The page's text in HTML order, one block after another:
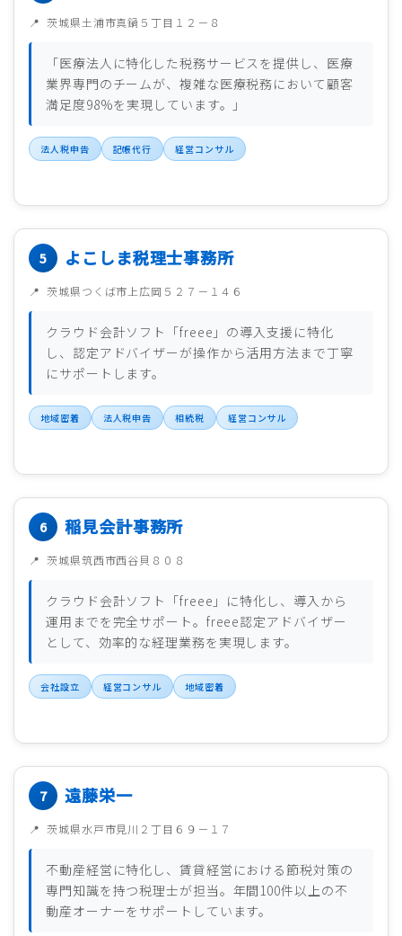
茨城県土浦市真鍋５丁目１２－８
「医療法人に特化した税務サービスを提供し、医療
業界専門のチームが、複雑な医療税務において顧客
満足度98%を実現しています。」
法人税申告 記帳代行 経営コンサル
よこしま税理士事務所
茨城県つくば市上広岡５２７－１４６
クラウド会計ソフト「freee」の導入支援に特化
し、認定アドバイザーが操作から活用方法まで丁寧
にサポートします。
地域密着 法人税申告 相続税 経営コンサル
稲見会計事務所
茨城県筑西市西谷貝８０８
クラウド会計ソフト「freee」に特化し、導入から
運用までを完全サポート。freee認定アドバイザー
として、効率的な経理業務を実現します。
会社設立 経営コンサル 地域密着
遠藤栄一
茨城県水戸市見川２丁目６９－１７
不動産経営に特化し、賃貸経営における節税対策の
専門知識を持つ税理士が担当。年間100件以上の不
動産オーナーをサポートしています。